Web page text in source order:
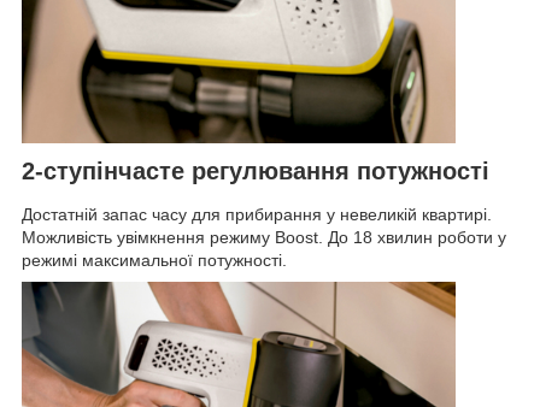
2-ступінчасте регулювання потужності
Достатній запас часу для прибирання у невеликій квартирі.
Можливість увімкнення режиму Boost. До 18 хвилин роботи у
режимі максимальної потужності.